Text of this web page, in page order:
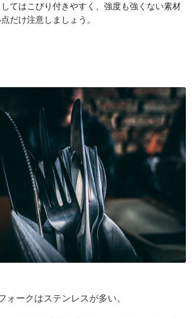
てはこびり付きやすく、強度も強くない素材
だけ注意しましょう。
ォークはステンレスが多い。